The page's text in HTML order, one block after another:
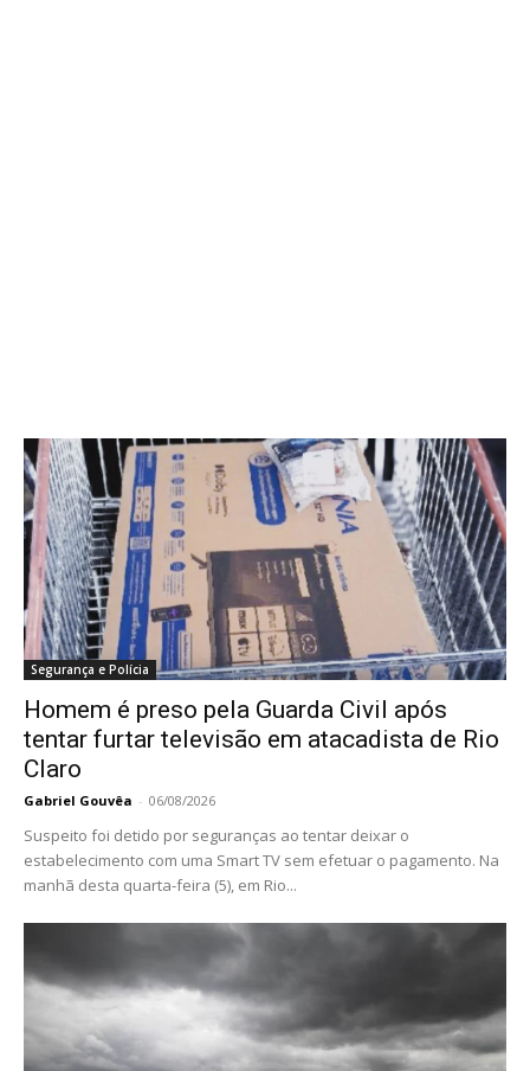
Segurança e Polícia
Homem é preso pela Guarda Civil após
tentar furtar televisão em atacadista de Rio
Claro
Gabriel Gouvêa - 06/08/2026
Suspeito foi detido por seguranças ao tentar deixar o
estabelecimento com uma Smart TV sem efetuar o pagamento. Na
manhã desta quarta-feira (5), em Rio...